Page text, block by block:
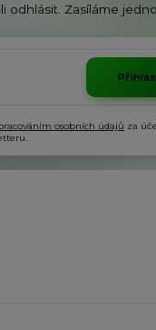
odhlásit. Zasíláme
osobních údajů za